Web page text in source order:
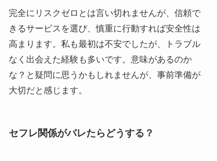
完全にリスクゼロとは言い切れませんが、信頼で
きるサービスを選び、慎重に行動すれば安全性は
高まります。私も最初は不安でしたが、トラブル
なく出会えた経験も多いです。意味があるのか
な？と疑問に思うかもしれませんが、事前準備が
大切だと感じます。
セフレ関係がバレたらどうする？